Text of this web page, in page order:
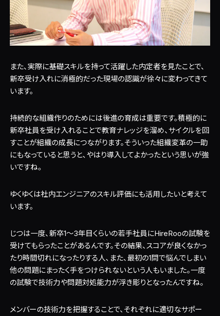
また、実際に基礎スキルを持って活躍した内定者を見たことで、
新卒受け入れに消極的だった現場の認識が徐々に変わってきて
います。
持続的な組織作りのためには後進の育成は重要です。積極的に
新卒社員を受け入れることで教育ナレッジを溜め、サイクルを回
すことが組織の成長につながります。そういった組織変革の一助
にもなっていると思うと、やはり導入してよかったという思いが強
いですね。
ゆくゆくは社内エンジニアのスキル評価にも活用したいと考えて
います。
じつは一度、新卒1〜3年目くらいの若手社員にHireRooの試験を
受けてもらったことがあるんです。その結果、スコアが良くなかっ
たり時間切れになったりする人、また、最初の1問で悩んでしまい
他の問題にまったく手をつけられないという人もいました。一度
の試験で技術力や問題対処能力が浮き彫りとなったんですね。
メンバーの技術力を把握することで、それぞれに適切なサポー